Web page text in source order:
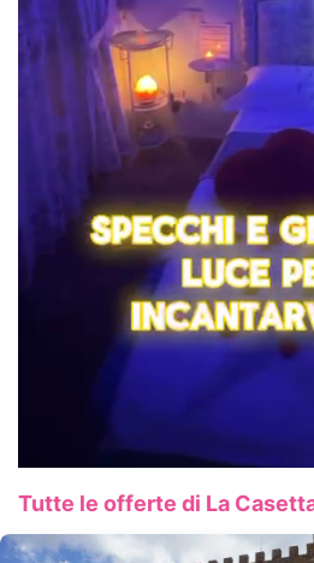
Tutte le offerte di La